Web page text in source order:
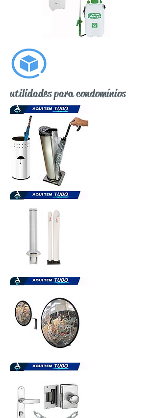
utilidades para condomínios